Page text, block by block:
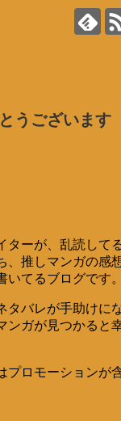
うございます
ターが、乱読して
、推しマンガの感
いてるブログです。
タバレが手助けに
ンガが見つかると
プロモーションが